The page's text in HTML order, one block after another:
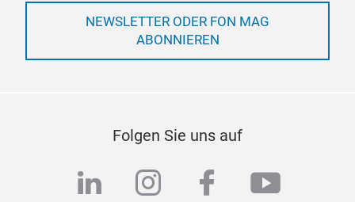
NEWSLETTER ODER FON MAG
ABONNIEREN
Folgen Sie uns auf
linkedininstagram
facebook